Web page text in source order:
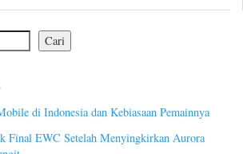
Cari
di Indonesia dan Kebiasaan Pemainnya
Final EWC Setelah Menyingkirkan Aurora